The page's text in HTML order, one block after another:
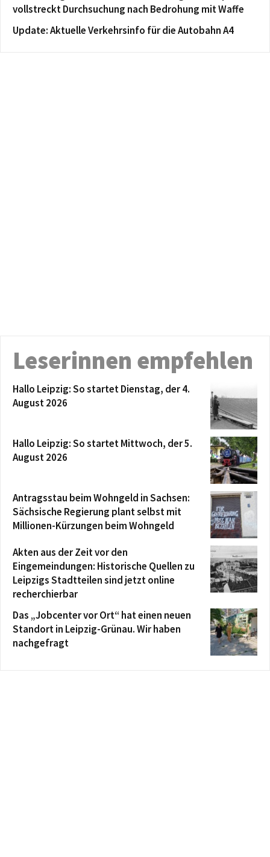
vollstreckt Durchsuchung nach Bedrohung mit Waffe
Update: Aktuelle Verkehrsinfo für die Autobahn A4
Leserinnen empfehlen
Hallo Leipzig: So startet Dienstag, der 4.
August 2026
Hallo Leipzig: So startet Mittwoch, der 5.
August 2026
Antragsstau beim Wohngeld in Sachsen:
Sächsische Regierung plant selbst mit
Millionen-Kürzungen beim Wohngeld
Akten aus der Zeit vor den
Eingemeindungen: Historische Quellen zu
Leipzigs Stadtteilen sind jetzt online
recherchierbar
Das „Jobcenter vor Ort“ hat einen neuen
Standort in Leipzig-Grünau. Wir haben
nachgefragt